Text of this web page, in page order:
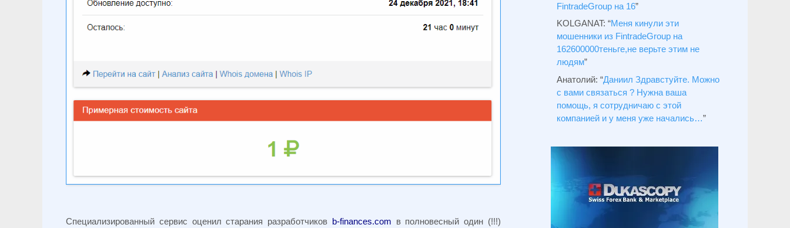
Специализированный сервис оценил старания разработчиков b-finances.com в полновесный один (!!!)
FintradeGroup на 16”
KOLGANAT: “Меня кинули эти
мошенники из FintradeGroup на
162600000теньге,не верьте этим не
людям”
Анатолий: “Даниил Здравстуйте. Можно
с вами связаться ? Нужна ваша
помощь, я сотрудничаю с этой
компанией и у меня уже начались…”